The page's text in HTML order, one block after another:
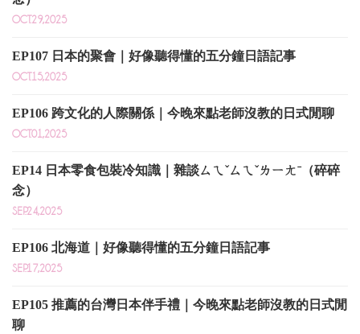
OCT.29,2025
EP107 日本的聚會｜好像聽得懂的五分鐘日語記事
OCT.15,2025
EP106 跨文化的人際關係｜今晚來點老師沒教的日式閒聊
OCT.01,2025
EP14 日本零食包裝冷知識｜雜談ㄙㄟˇㄙㄟˇㄌㄧㄤˉ（碎碎
念）
SEP.24,2025
EP106 北海道｜好像聽得懂的五分鐘日語記事
SEP.17,2025
EP105 推薦的台灣日本伴手禮｜今晚來點老師沒教的日式閒
聊